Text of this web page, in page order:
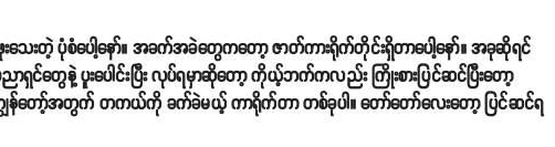
းသေးတဲ့ ပုံစံပေါ့နော်။ အခက်အခဲတွေကတော့ ဇာတ်ကားရိုက်တိုင်းရှိတာပေါ့နော်။ အခုဆိုရင်
တွေနဲ့ ပူးပေါင်းပြီး လုပ်ရမှာဆိုတော့ ကိုယ့်ဘက်ကလည်း ကြိုးစားပြင်ဆင်ပြီးတော့
တော့်အတွက် တကယ်ကို ခက်ခဲမယ့် ကာရိုက်တာ တစ်ခုပါ။ တော်တော်လေးတော့ ပြင်ဆင်ရ